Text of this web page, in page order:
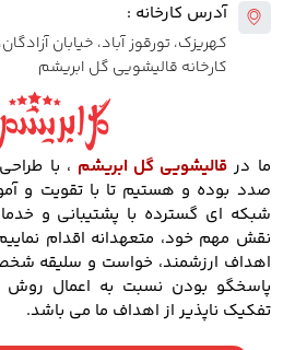
آدرس کارخانه :
کهریزک، تورقوز آباد، خیابان
کارخانه قالیشویی گل ابریشم
ما در قالیشویی گل ابریشم ، با
صدد بوده و هستیم تا با تقویت و
شبکه ای گسترده با پشتیبانی و
نقش مهم خود، متعهدانه اقدام
اهداف ارزشمند، خواست و سلیقه
پاسخگو بودن نسبت به اعمال
تفکیک ناپذیر از اهداف ما می باشد.